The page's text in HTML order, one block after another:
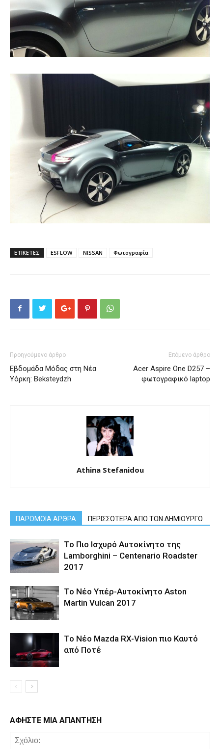
ΕΤΙΚΕΤΕΣ ESFLOW NISSAN Φωτογραφία
Προηγούμενο άρθρο
Εβδομάδα Μόδας στη Νέα
Υόρκη: Beksteydzh
Επόμενο άρθρο
Acer Aspire One D257 –
φωτογραφικό laptop
Athina Stefanidou
ΠΑΡΟΜΟΙΑ ΑΡΘΡΑ ΠΕΡΙΣΣΟΤΕΡΑ ΑΠΟ ΤΟΝ ΔΗΜΙΟΥΡΓΟ
Το Πιο Ισχυρό Αυτοκίνητο της
Lamborghini – Centenario Roadster
2017
Το Νέο Υπέρ-Αυτοκίνητο Aston
Martin Vulcan 2017
Το Νέο Mazda RX-Vision πιο Καυτό
από Ποτέ
ΑΦΗΣΤΕ ΜΙΑ ΑΠΑΝΤΗΣΗ